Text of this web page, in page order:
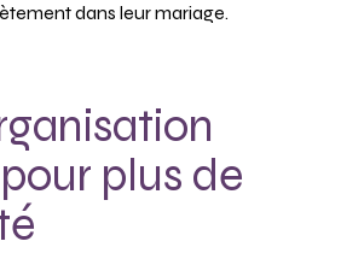
dans leur mariage.
plus de